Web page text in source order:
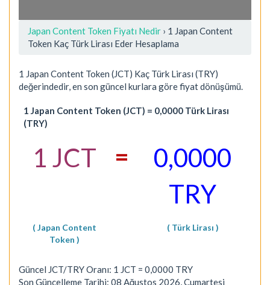
Japan Content Token Fiyatı Nedir › 1 Japan Content
Token Kaç Türk Lirası Eder Hesaplama
1 Japan Content Token (JCT) Kaç Türk Lirası (TRY)
değerindedir, en son güncel kurlara göre fiyat dönüşümü.
1 Japan Content Token (JCT) = 0,0000 Türk Lirası
(TRY)
1 JCT =
0,0000
TRY
( Japan Content
Token )
( Türk Lirası )
Güncel JCT/TRY Oranı: 1 JCT = 0,0000 TRY
Son Güncelleme Tarihi: 08 Ağustos 2026, Cumartesi